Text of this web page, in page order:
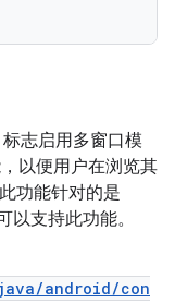
标志启用多窗口模
以便用户在浏览其
功能针对的是
支持此功能。
android/con